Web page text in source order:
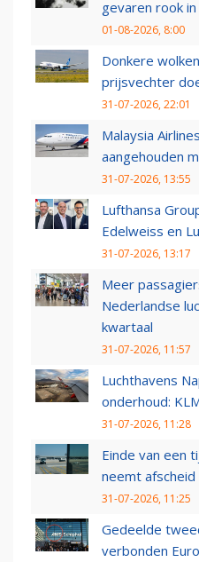
gevaren rook
01-08-2026, 8:00
Donkere
prijsvechter
31-07-2026, 22:01
Malaysia
aangehouden
31-07-2026, 13:55
Lufthansa
Edelweiss en
31-07-2026, 13:17
Meer
Nederlandse
kwartaal
31-07-2026, 11:57
Luchthavens
onderhoud:
31-07-2026, 11:28
Einde van een
neemt afscheid
31-07-2026, 11:25
Gedeelde
verbonden